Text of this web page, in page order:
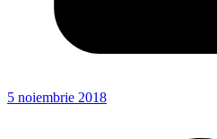
5 noiembrie 2018